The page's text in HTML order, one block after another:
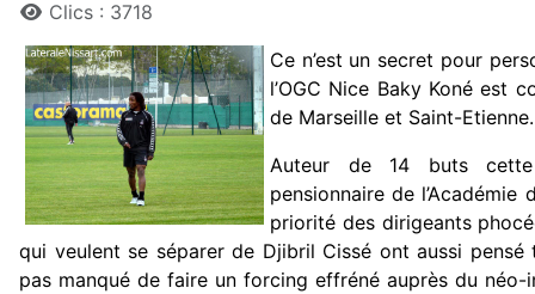
Clics : 3718
Ce n’est un secret pour
l’OGC Nice Baky Koné est
de Marseille et Saint-Etienne.
Auteur de 14 buts cette
pensionnaire de
priorité des dirigeants
qui veulent se séparer de Djibril Cissé ont aussi
pas manqué de faire un forcing effréné auprès du